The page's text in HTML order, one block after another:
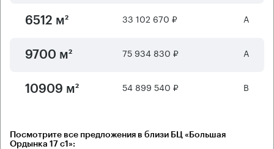
6512 м² 33 102 670 ₽ А
9700 м² 75 934 830 ₽ А
10909 м² 54 899 540 ₽ B
Посмотрите все предложения в близи БЦ «Большая
Ордынка 17 с1»: